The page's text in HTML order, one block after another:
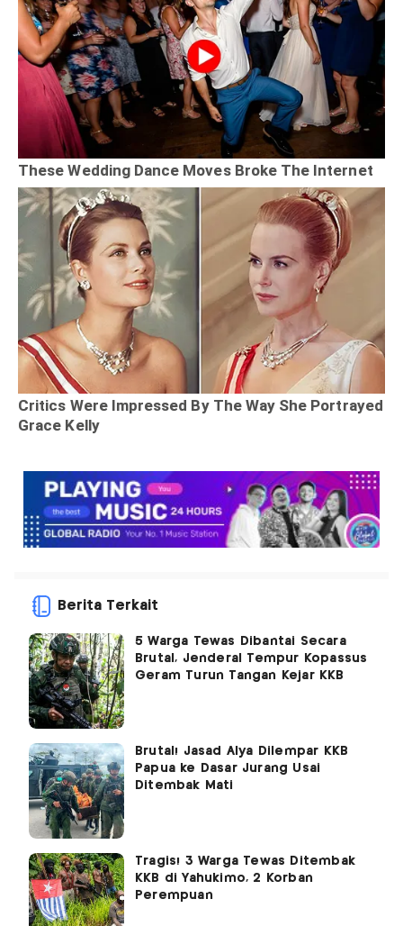
Berita Terkait
5 Warga Tewas Dibantai Secara
Brutal, Jenderal Tempur Kopassus
Geram Turun Tangan Kejar KKB
Brutal! Jasad Alya Dilempar KKB
Papua ke Dasar Jurang Usai
Ditembak Mati
Tragis! 3 Warga Tewas Ditembak
KKB di Yahukimo, 2 Korban
Perempuan